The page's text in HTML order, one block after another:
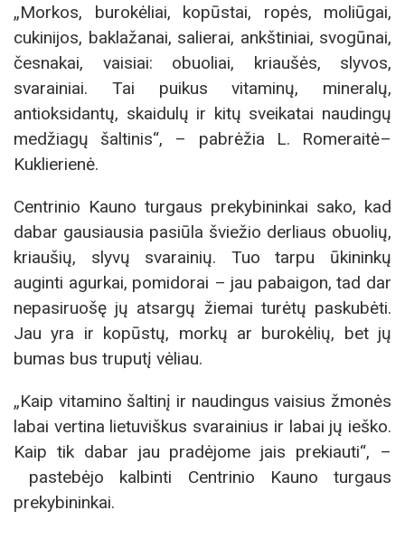
„Morkos, burokėliai, kopūstai, ropės, moliūgai,
cukinijos, baklažanai, salierai, ankštiniai, svogūnai,
česnakai, vaisiai: obuoliai, kriaušės, slyvos,
svarainiai. Tai puikus vitaminų, mineralų,
antioksidantų, skaidulų ir kitų sveikatai naudingų
medžiagų šaltinis“, – pabrėžia L. Romeraitė–
Kuklierienė.
Centrinio Kauno turgaus prekybininkai sako, kad
dabar gausiausia pasiūla šviežio derliaus obuolių,
kriaušių, slyvų svarainių. Tuo tarpu ūkininkų
auginti agurkai, pomidorai – jau pabaigon, tad dar
nepasiruošę jų atsargų žiemai turėtų paskubėti.
Jau yra ir kopūstų, morkų ar burokėlių, bet jų
bumas bus truputį vėliau.
„Kaip vitamino šaltinį ir naudingus vaisius žmonės
labai vertina lietuviškus svarainius ir labai jų ieško.
Kaip tik dabar jau pradėjome jais prekiauti“, –
pastebėjo kalbinti Centrinio Kauno turgaus
prekybininkai.